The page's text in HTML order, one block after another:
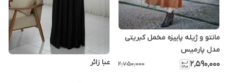
مانتو و ژیله پاییزه مخمل کبریتی
مدل پارمیس
۲٬۵۹۰٬۰۰۰ ۲٬۷۵۰٬۰۰۰ عبا زائر